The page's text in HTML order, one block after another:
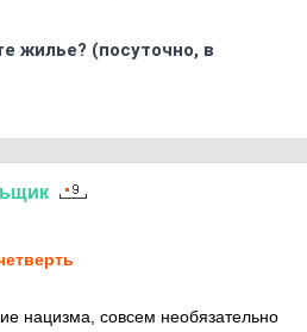
жилье? (посуточно, в
нацизма, совсем необязательно